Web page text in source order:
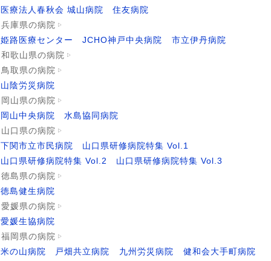
医療法人春秋会 城山病院
住友病院
兵庫県の病院
姫路医療センター
JCHO神戸中央病院
市立伊丹病院
和歌山県の病院
鳥取県の病院
山陰労災病院
岡山県の病院
岡山中央病院
水島協同病院
山口県の病院
下関市立市民病院
山口県研修病院特集 Vol.1
山口県研修病院特集 Vol.2
山口県研修病院特集 Vol.3
徳島県の病院
徳島健生病院
愛媛県の病院
愛媛生協病院
福岡県の病院
米の山病院
戸畑共立病院 九州労災病院
健和会大手町病院